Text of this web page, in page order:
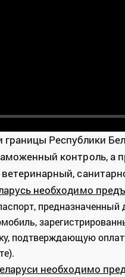
границы Республики
контроль, а
необходимо
предназначенный
подтверждающую
необходимо